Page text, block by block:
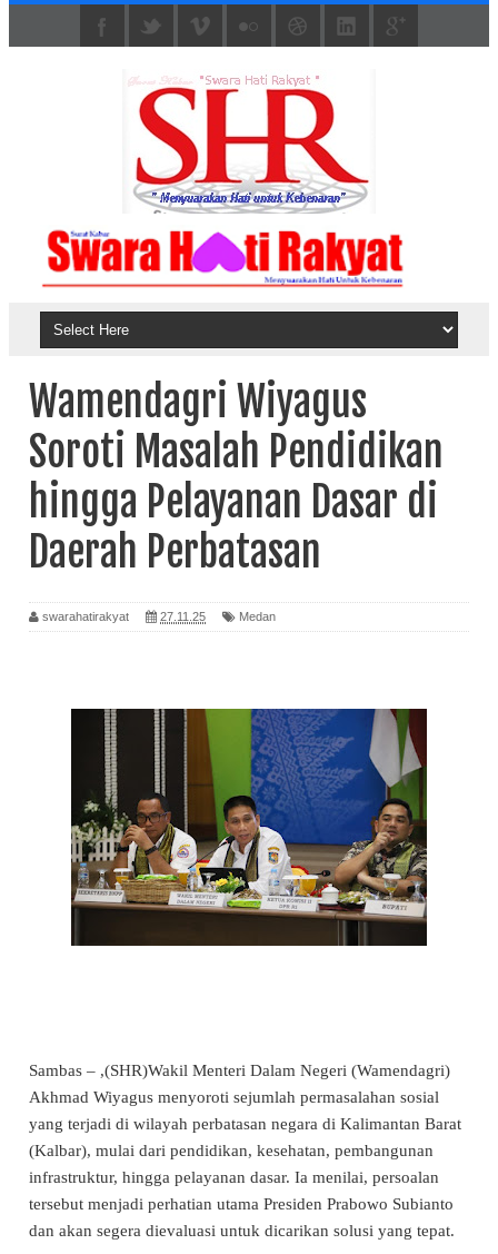
Wamendagri Wiyagus
Soroti Masalah Pendidikan
hingga Pelayanan Dasar di
Daerah Perbatasan
swarahatirakyat 27.11.25 Medan
Sambas – ,(SHR)Wakil Menteri Dalam Negeri (Wamendagri)
Akhmad Wiyagus menyoroti sejumlah permasalahan sosial
yang terjadi di wilayah perbatasan negara di Kalimantan Barat
(Kalbar), mulai dari pendidikan, kesehatan, pembangunan
infrastruktur, hingga pelayanan dasar. Ia menilai, persoalan
tersebut menjadi perhatian utama Presiden Prabowo Subianto
dan akan segera dievaluasi untuk dicarikan solusi yang tepat.